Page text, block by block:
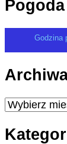
Godzina
Archiwa